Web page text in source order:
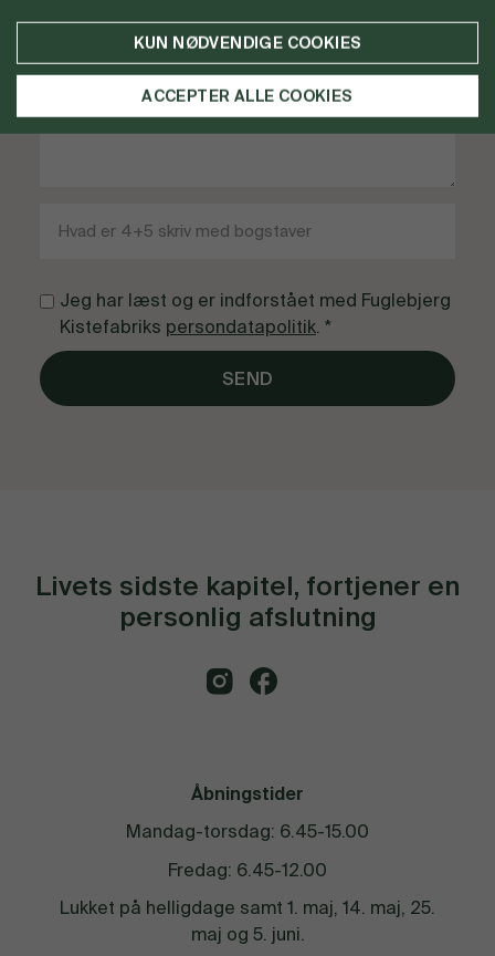
Jeg har læst og er indforstået med Fuglebjerg
Kistefabriks persondatapolitik. *
Livets sidste kapitel, fortjener en
personlig afslutning
Åbningstider
Mandag-torsdag: 6.45-15.00
Fredag: 6.45-12.00
Lukket på helligdage samt 1. maj, 14. maj, 25.
maj og 5. juni.
KUN NØDVENDIGE COOKIES
ACCEPTER ALLE COOKIES